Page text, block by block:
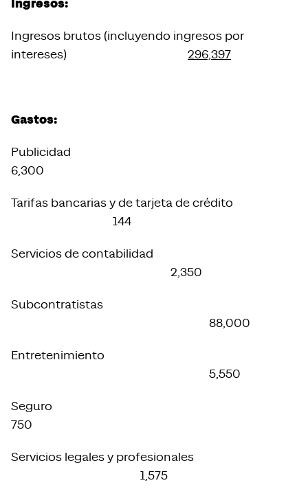
Ingresos:
Ingresos brutos (incluyendo ingresos por
intereses) 296,397
Gastos:
Publicidad
6,300
Tarifas bancarias y de tarjeta de crédito
144
Servicios de contabilidad
2,350
Subcontratistas
88,000
Entretenimiento
5,550
Seguro
750
Servicios legales y profesionales
1,575